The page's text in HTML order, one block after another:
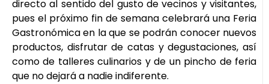
directo al sentido del gusto de vecinos y visitantes,
pues el próximo fin de semana celebrará una Feria
Gastronómica en la que se podrán conocer nuevos
productos, disfrutar de catas y degustaciones, así
como de talleres culinarios y de un pincho de feria
que no dejará a nadie indiferente.